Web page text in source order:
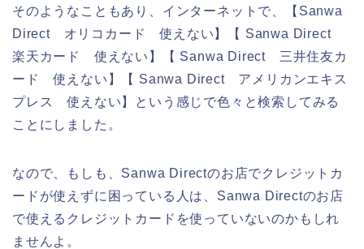
そのようなこともあり、インターネットで、【Sanwa
Direct オリコカード 使えない】【 Sanwa Direct
楽天カード 使えない】【 Sanwa Direct 三井住友カ
ード 使えない】【 Sanwa Direct アメリカンエキス
プレス 使えない】という感じで色々と検索してみる
ことにしました。
なので、もしも、Sanwa Directのお店でクレジットカ
ードが使えずに困っている人は、Sanwa Directのお店
で使えるクレジットカードを使っていないのかもしれ
ませんよ。